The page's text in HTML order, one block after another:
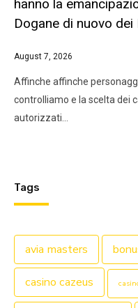
hanno la
Dogane di nuovo
August 7, 2026
Affinche affinche
controlliamo e la scelta dei
autorizzati…
Tags
avia masters
casino cazeus